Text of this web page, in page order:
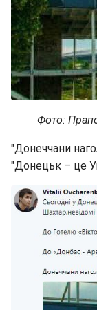
Фото:
"Донеччани
"Донецьк – це